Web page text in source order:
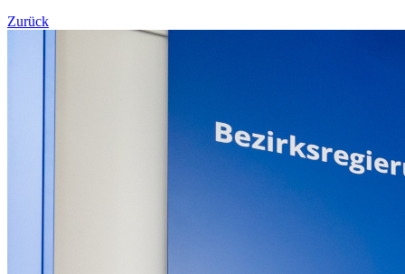
Zurück